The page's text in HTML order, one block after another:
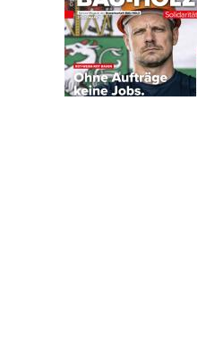
Vergaben
UMWELT+BAUEN
Trinkwasseraktion